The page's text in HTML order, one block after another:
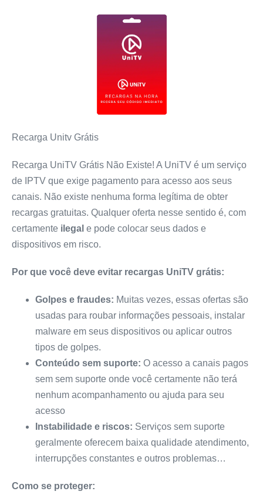
Recarga Unitv Grátis
Recarga UniTV Grátis Não Existe! A UniTV é um serviço
de IPTV que exige pagamento para acesso aos seus
canais. Não existe nenhuma forma legítima de obter
recargas gratuitas. Qualquer oferta nesse sentido é, com
certamente ilegal e pode colocar seus dados e
dispositivos em risco.
Por que você deve evitar recargas UniTV grátis:
Golpes e fraudes: Muitas vezes, essas ofertas são
usadas para roubar informações pessoais, instalar
malware em seus dispositivos ou aplicar outros
tipos de golpes.
Conteúdo sem suporte: O acesso a canais pagos
sem sem suporte onde você certamente não terá
nenhum acompanhamento ou ajuda para seu
acesso
Instabilidade e riscos: Serviços sem suporte
geralmente oferecem baixa qualidade atendimento,
interrupções constantes e outros problemas…
Como se proteger: